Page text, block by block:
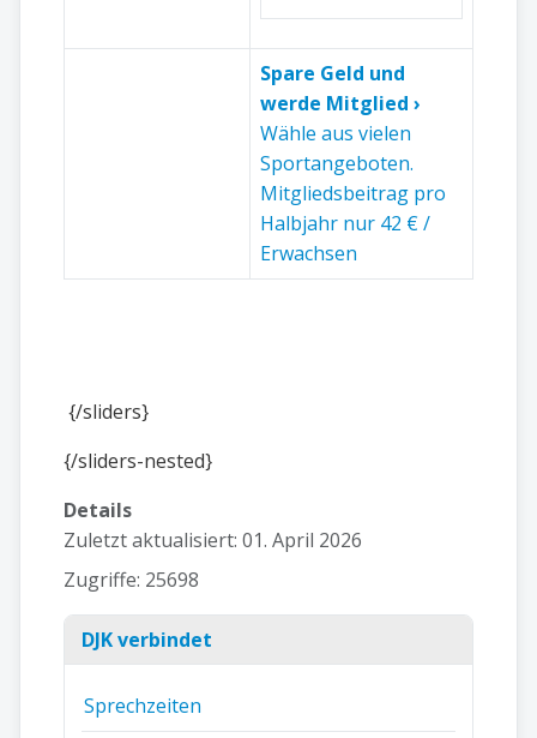
Spare Geld und
werde Mitglied ›
Wähle aus vielen
Sportangeboten.
Mitgliedsbeitrag pro
Halbjahr nur 42 € /
Erwachsen
{/sliders}
{/sliders-nested}
Details
Zuletzt aktualisiert: 01. April 2026
Zugriffe: 25698
DJK verbindet
Sprechzeiten